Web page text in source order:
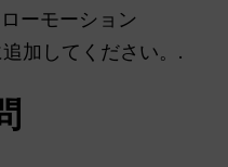
ーモーション
加してください。.